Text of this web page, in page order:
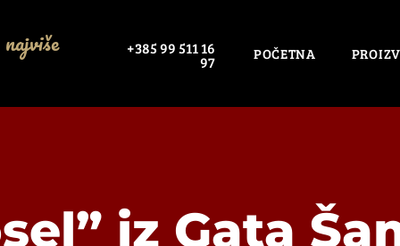
+385 99 511 16
97 POČETNA
iz Gata